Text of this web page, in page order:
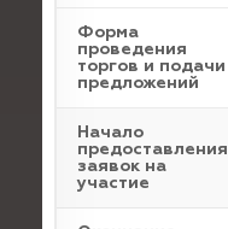
Форма
проведения
торгов и подачи
предложений
Начало
предоставления
заявок на
участие